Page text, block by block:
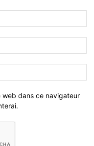
web dans ce navigateur